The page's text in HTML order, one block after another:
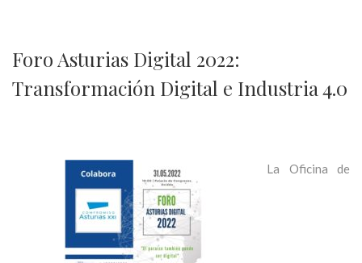
Foro Asturias Digital 2022:
Transformación Digital e Industria 4.0
La Oficina de